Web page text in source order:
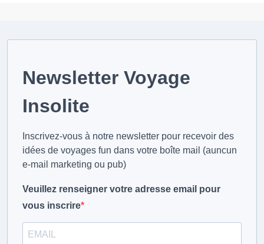
Newsletter Voyage
Insolite
Inscrivez-vous à notre newsletter pour recevoir des
idées de voyages fun dans votre boîte mail (auncun
e-mail marketing ou pub)
Veuillez renseigner votre adresse email pour
vous inscrire